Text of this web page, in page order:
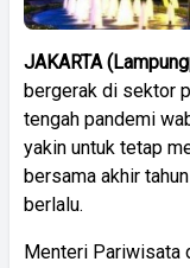
JAKARTA
bergerak di sektor
tengah pandemi
yakin untuk tetap
bersama akhir
berlalu.
Menteri Pariwisata